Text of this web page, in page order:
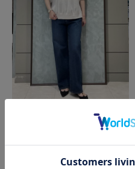
札幌丸井今井SUPERIOR CLOSET